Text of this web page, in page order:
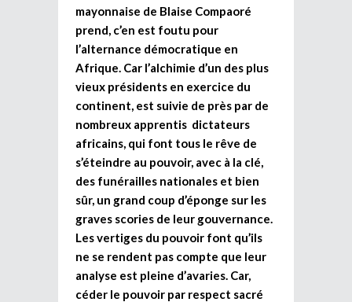
mayonnaise de Blaise Compaoré
prend, c’en est foutu pour
l’alternance démocratique en
Afrique. Car l’alchimie d’un des plus
vieux présidents en exercice du
continent, est suivie de près par de
nombreux apprentis dictateurs
africains, qui font tous le rêve de
s’éteindre au pouvoir, avec à la clé,
des funérailles nationales et bien
sûr, un grand coup d’éponge sur les
graves scories de leur gouvernance.
Les vertiges du pouvoir font qu’ils
ne se rendent pas compte que leur
analyse est pleine d’avaries. Car,
céder le pouvoir par respect sacré